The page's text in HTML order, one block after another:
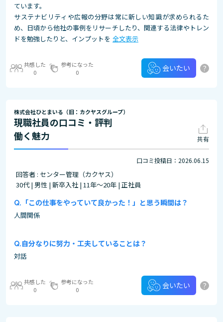
ています。
サステナビリティや広報の分野は常に新しい知識が求められるた
め、日頃から他社の事例をリサーチしたり、関連する法律やトレン
ドを勉強したりと、インプットを 全文表示
共感した
0
参考になった
0
会いたい ?
株式会社ひとまいる（旧：カクヤスグループ）
現職社員の口コミ・評判
働く魅力
共有
口コミ投稿日：2026.06.15
回答者 : センター管理（カクヤス）
30代 | 男性 | 新卒入社 | 11年～20年 | 正社員
「この仕事をやっていて良かった！」と思う瞬間は？
人間関係
自分なりに努力・工夫していることは？
対話
共感した
0
参考になった
0
会いたい ?